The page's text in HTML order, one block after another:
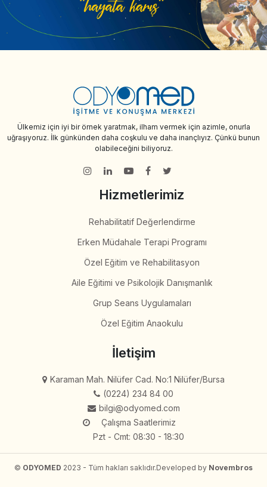
Ülkemiz için iyi bir örnek yaratmak, ilham vermek için azimle, onurla
uğraşıyoruz. İlk günkünden daha coşkulu ve daha inançlıyız. Çünkü bunun
olabileceğini biliyoruz.
Hizmetlerimiz
Rehabilitatif Değerlendirme
Erken Müdahale Terapi Programı
Özel Eğitim ve Rehabilitasyon
Aile Eğitimi ve Psikolojik Danışmanlık
Grup Seans Uygulamaları
Özel Eğitim Anaokulu
İletişim
Karaman Mah. Nilüfer Cad. No:1 Nilüfer/Bursa
(0224) 234 84 00
bilgi@odyomed.com
Çalışma Saatlerimiz
Pzt - Cmt: 08:30 - 18:30
© ODYOMED 2023 - Tüm hakları saklıdır.Developed by Novembros